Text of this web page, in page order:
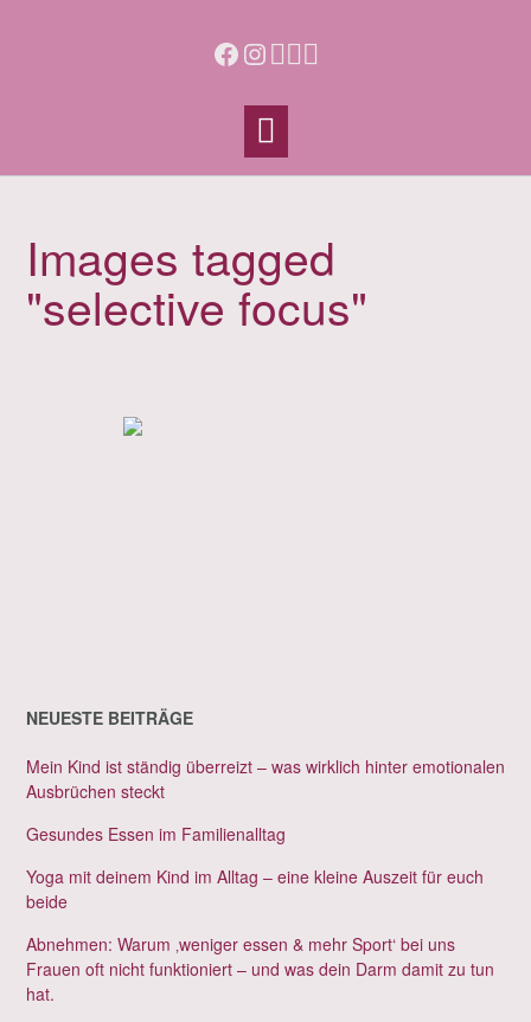
Facebook
Instagram
Images tagged
"selective focus"
NEUESTE BEITRÄGE
Mein Kind ist ständig überreizt – was wirklich hinter emotionalen
Ausbrüchen steckt
Gesundes Essen im Familienalltag
Yoga mit deinem Kind im Alltag – eine kleine Auszeit für euch
beide
Abnehmen: Warum ‚weniger essen & mehr Sport‘ bei uns
Frauen oft nicht funktioniert – und was dein Darm damit zu tun
hat.